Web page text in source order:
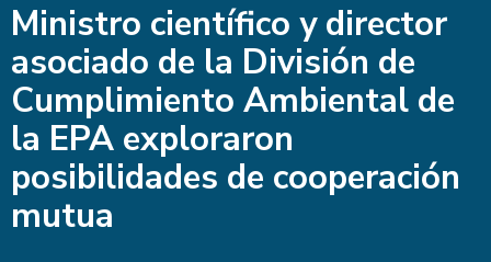
Ministro científico y director
asociado de la División de
Cumplimiento Ambiental de
la EPA exploraron
posibilidades de cooperación
mutua